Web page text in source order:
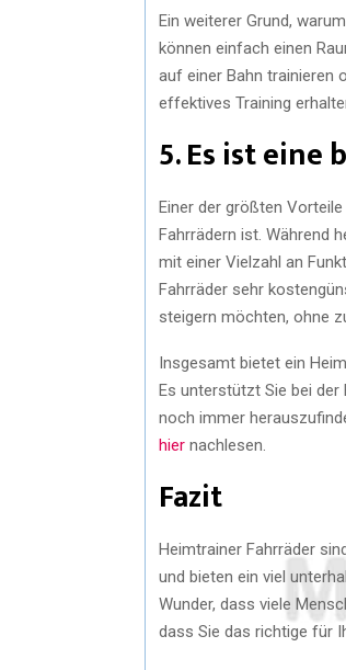
Ein weiterer Grund,
können einfach einen
auf einer Bahn trainieren
effektives Training
5. Es ist
Einer der größten
Fahrrädern ist. Während
mit einer Vielzahl an
Fahrräder sehr
steigern möchten, ohne
Insgesamt bietet ein
Es unterstützt Sie bei der
noch immer
hier nachlesen.
Fazit
Heimtrainer Fahrräder
und bieten ein viel
Wunder, dass viele
dass Sie das richtige für